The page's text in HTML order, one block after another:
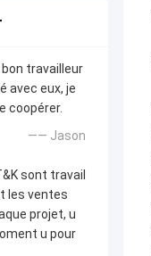
bon travailleur
avec eux, je
coopérer.
—— Jason
sont travail
les ventes
projet, u
u pour